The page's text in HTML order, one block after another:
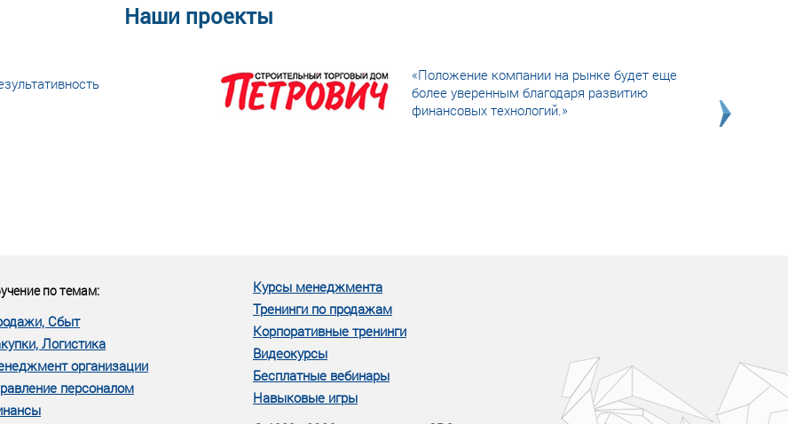
Наши проекты
«Положение компании на рынке будет еще
более уверенным благодаря развитию
финансовых технологий.»
по темам:
Сбыт
Логистика
организации
персоналом
Курсы менеджмента
Тренинги по продажам
Корпоративные тренинги
Видеокурсы
Бесплатные вебинары
Навыковые игры